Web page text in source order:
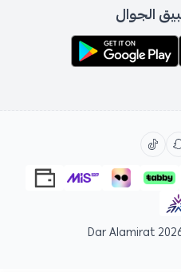
الجوال
Dar Alamirat